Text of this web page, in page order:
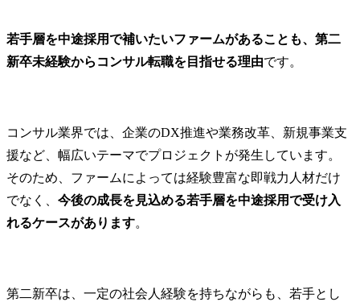
若手層を中途採用で補いたいファームがあることも、第二
新卒未経験からコンサル転職を目指せる理由です。
コンサル業界では、企業のDX推進や業務改革、新規事業支
援など、幅広いテーマでプロジェクトが発生しています。
そのため、ファームによっては経験豊富な即戦力人材だけ
でなく、 今後の成長を見込める若手層を中途採用で受け入
れるケースがあります。
第二新卒は、一定の社会人経験を持ちながらも、若手とし